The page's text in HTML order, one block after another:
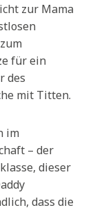
zur Mama
für ein
des
mit Titten.
im
– der
dieser
dass die